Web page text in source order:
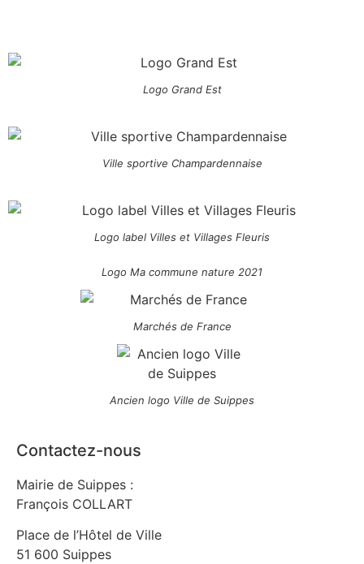
Logo Grand Est
Ville sportive Champardennaise
Logo label Villes et Villages Fleuris
Logo Ma commune nature 2021
Marchés de France
Ancien logo Ville de Suippes
Contactez-nous
Mairie de Suippes :
François COLLART
Place de l’Hôtel de Ville
51 600 Suippes